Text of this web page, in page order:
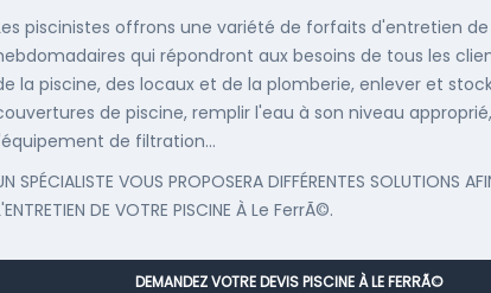
piscinistes offrons une variété de forfaits d'entretien
qui répondront aux besoins de tous les
la piscine, des locaux et de la plomberie, enlever et
de piscine, remplir l'eau à son niveau
de filtration...
SPÉCIALISTE VOUS PROPOSERA DIFFÉRENTES SOLUTIONS
DE VOTRE PISCINE À Le FerrÃ©.
DEMANDEZ VOTRE DEVIS PISCINE À LE FERRÃ©